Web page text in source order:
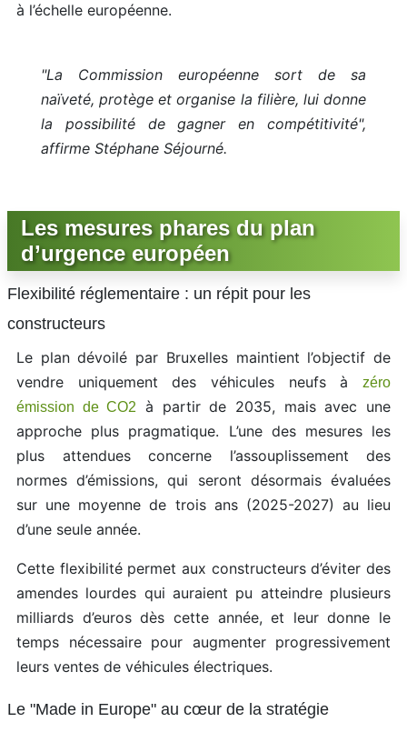
à l’échelle européenne.
"La Commission européenne sort de sa
naïveté, protège et organise la filière, lui donne
la possibilité de gagner en compétitivité",
affirme Stéphane Séjourné.
Les mesures phares du plan
d’urgence européen
Flexibilité réglementaire : un répit pour les
constructeurs
Le plan dévoilé par Bruxelles maintient l’objectif de
vendre uniquement des véhicules neufs à zéro
émission de CO2
à partir de 2035, mais avec une
approche plus pragmatique. L’une des mesures les
plus attendues concerne l’assouplissement des
normes d’émissions, qui seront désormais évaluées
sur une moyenne de trois ans (2025-2027) au lieu
d’une seule année.
Cette flexibilité permet aux constructeurs d’éviter des
amendes lourdes qui auraient pu atteindre plusieurs
milliards d’euros dès cette année, et leur donne le
temps nécessaire pour augmenter progressivement
leurs ventes de véhicules électriques.
Le "Made in Europe" au cœur de la stratégie